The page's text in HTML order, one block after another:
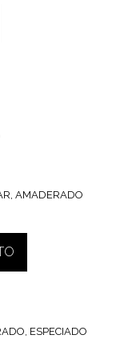
AMADERADO
ESPECIADO